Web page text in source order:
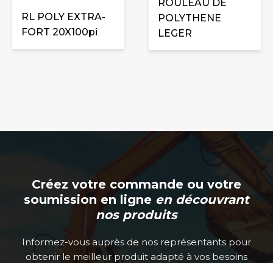
RL POLY EXTRA-
FORT 20X100pi
ROULEAU DE
POLYTHENE
LEGER
peuvent
être
choisies
sur
Créez votre commande ou votre
soumission en ligne en découvrant
nos produits
Informez-vous auprès de nos représentants pour
obtenir le meilleur produit adapté à vos besoins